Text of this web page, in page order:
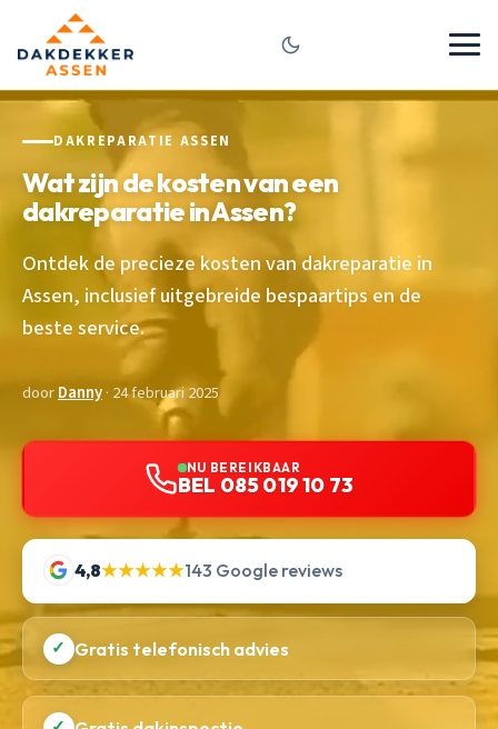
DAKREPARATIE ASSEN
Wat zijn de kosten van een
dakreparatie in Assen?
Ontdek de precieze kosten van dakreparatie in
Assen, inclusief uitgebreide bespaartips en de
beste service.
doorDanny· 24 februari 2025
NU BEREIKBAAR
BEL 085 019 10 73
4,8★★★★★143 Google reviews
✓ Gratis telefonisch advies